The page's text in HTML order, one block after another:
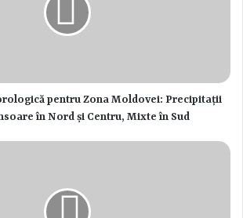
pentru Zona Moldovei: Precipitații
în Nord și Centru, Mixte în Sud